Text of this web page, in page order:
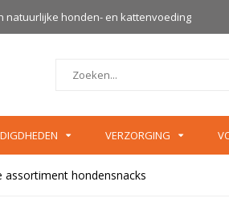
natuurlijke honden- en kattenvoeding
VERZORGING
assortiment hondensnacks